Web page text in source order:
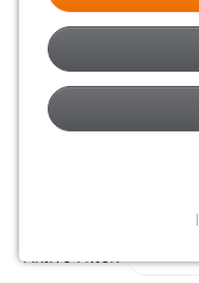
Erstellungsdatum
Alter
Aktive Filter: